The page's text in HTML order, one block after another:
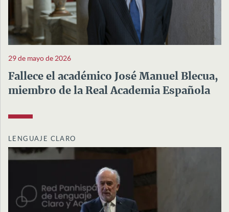
29 de mayo de 2026
Fallece el académico José Manuel Blecua,
miembro de la Real Academia Española
LENGUAJE CLARO